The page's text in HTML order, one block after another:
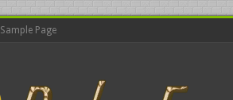
Sample Page